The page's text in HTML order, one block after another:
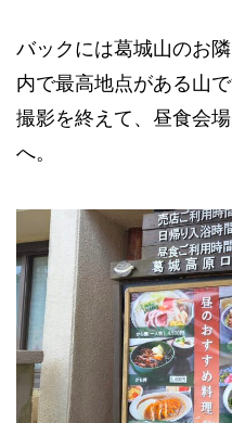
バックには葛城山のお
内で最高地点がある山で
撮影を終えて、昼食会
へ。